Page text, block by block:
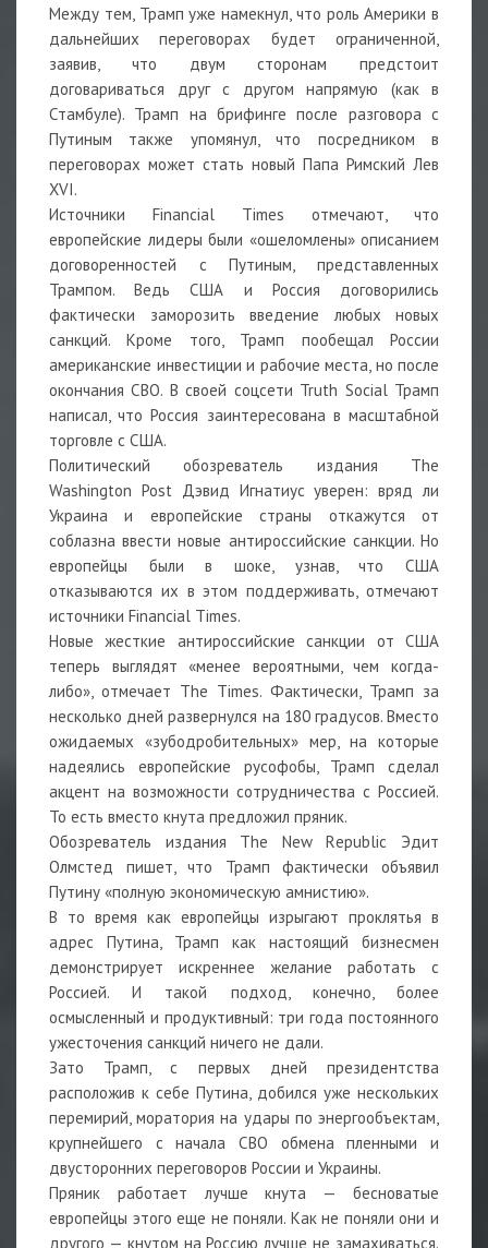
Между тем, Трамп уже намекнул, что роль Америки в
дальнейших переговорах будет ограниченной,
заявив, что двум сторонам предстоит
договариваться друг с другом напрямую (как в
Стамбуле). Трамп на брифинге после разговора с
Путиным также упомянул, что посредником в
переговорах может стать новый Папа Римский Лев
XVI.
Источники Financial Times отмечают, что
европейские лидеры были «ошеломлены» описанием
договоренностей с Путиным, представленных
Трампом. Ведь США и Россия договорились
фактически заморозить введение любых новых
санкций. Кроме того, Трамп пообещал России
американские инвестиции и рабочие места, но после
окончания СВО. В своей соцсети Truth Social Трамп
написал, что Россия заинтересована в масштабной
торговле с США.
Политический обозреватель издания The
Washington Post Дэвид Игнатиус уверен: вряд ли
Украина и европейские страны откажутся от
соблазна ввести новые антироссийские санкции. Но
европейцы были в шоке, узнав, что США
отказываются их в этом поддерживать, отмечают
источники Financial Times.
Новые жесткие антироссийские санкции от США
теперь выглядят «менее вероятными, чем когда-
либо», отмечает The Times. Фактически, Трамп за
несколько дней развернулся на 180 градусов. Вместо
ожидаемых «зубодробительных» мер, на которые
надеялись европейские русофобы, Трамп сделал
акцент на возможности сотрудничества с Россией.
То есть вместо кнута предложил пряник.
Обозреватель издания The New Rеpublic Эдит
Олмстед пишет, что Трамп фактически объявил
Путину «полную экономическую амнистию».
В то время как европейцы изрыгают проклятья в
адрес Путина, Трамп как настоящий бизнесмен
демонстрирует искреннее желание работать с
Россией. И такой подход, конечно, более
осмысленный и продуктивный: три года постоянного
ужесточения санкций ничего не дали.
Зато Трамп, с первых дней президентства
расположив к себе Путина, добился уже нескольких
перемирий, моратория на удары по энергообъектам,
крупнейшего с начала СВО обмена пленными и
двусторонних переговоров России и Украины.
Пряник работает лучше кнута — бесноватые
европейцы этого еще не поняли. Как не поняли они и
другого — кнутом на Россию лучше не замахиваться.